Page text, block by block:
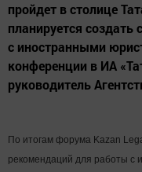
пройдет в столице
планируется
с иностранными
конференции в ИА
руководитель
По итогам форума Kazan
рекомендаций для работы с